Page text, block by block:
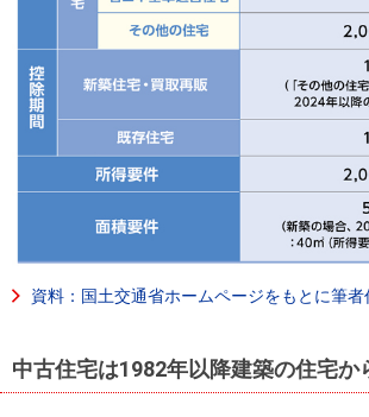
資料：国土交通省ホームページをもとに筆者
中古住宅は1982年以降建築の住宅か